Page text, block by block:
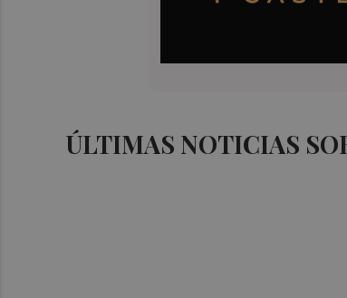
ÚLTIMAS NOTICIAS